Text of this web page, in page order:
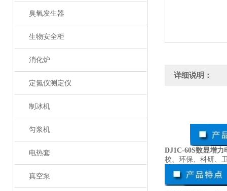
臭氧发生器
生物安全柜
消化炉
定氮仪测定仪
制冰机
匀浆机
电热套
真空泵
详细说明：
DJ1C-60S数显增力
校、环保、科研、